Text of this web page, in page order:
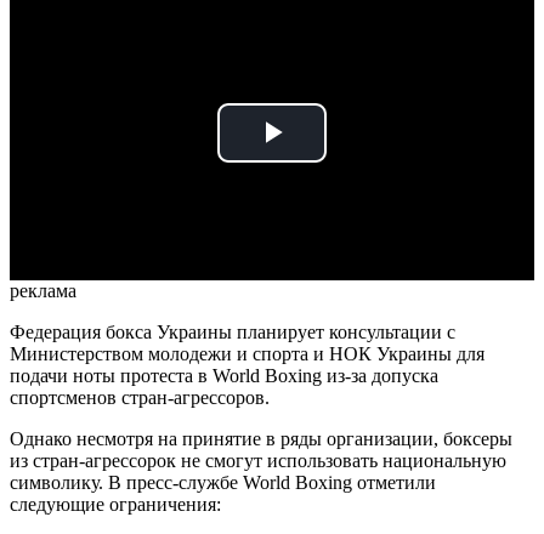
Play
реклама
Федерация бокса Украины планирует консультации с
Министерством молодежи и спорта и НОК Украины для
подачи ноты протеста в World Boxing из-за допуска
спортсменов стран-агрессоров.
Однако несмотря на принятие в ряды организации, боксеры
из стран-агрессорок не смогут использовать национальную
символику. В пресс-службе World Boxing отметили
следующие ограничения: